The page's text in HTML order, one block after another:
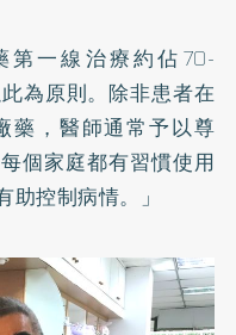
第一線治療約佔70-
為原則。除非患者在
藥，醫師通常予以尊
個家庭都有習慣使用
控制病情。」